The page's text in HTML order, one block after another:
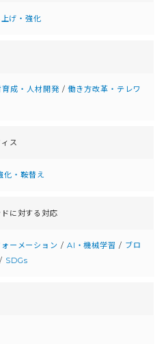
げ・強化
育成・人材開発/働き方改革・テレワ
ス
化・鞍替え
ドに対する対応
ーメーション / AI・機械学習 / ブロ
/ SDGs